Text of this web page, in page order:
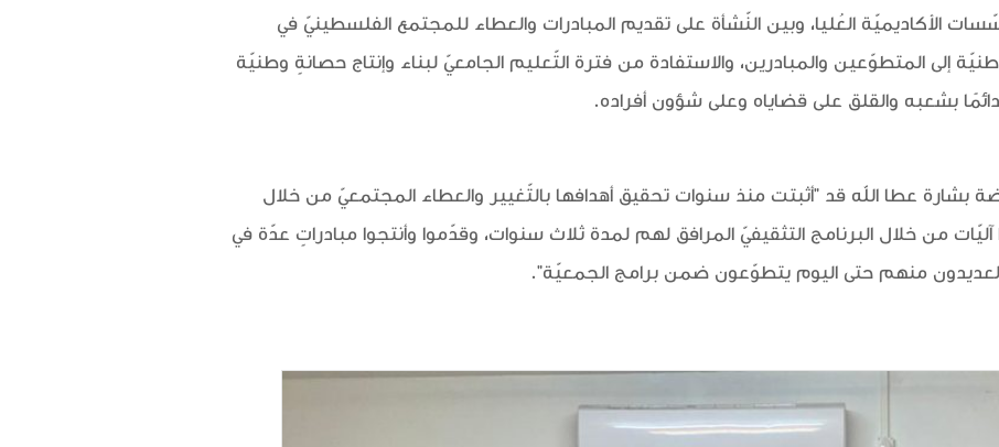
الأكاديميّة العُليا، وبين النّشأة على تقديم المبادرات والعطاء للمجتمع الفلسطينيّ في
إلى المتطوّعين والمبادرين، والاستفادة من فترة التّعليم الجامعيّ لبناء وإنتاج حصانةٍ وطنيّة
بشعبه والقلق على قضاياه وعلى شؤون أفراده.
بشارة عطا الله قد "أثبتت منذ سنوات تحقيق أهدافها بالتّغيير والعطاء المجتمعيّ من خلال
آليّات من خلال البرنامج التثقيفيّ المرافق لهم لمدة ثلاث سنوات، وقدّموا وأنتجوا مبادراتٍ عدّة في
العديدون منهم حتى اليوم يتطوّعون ضمن برامج الجمعيّة".